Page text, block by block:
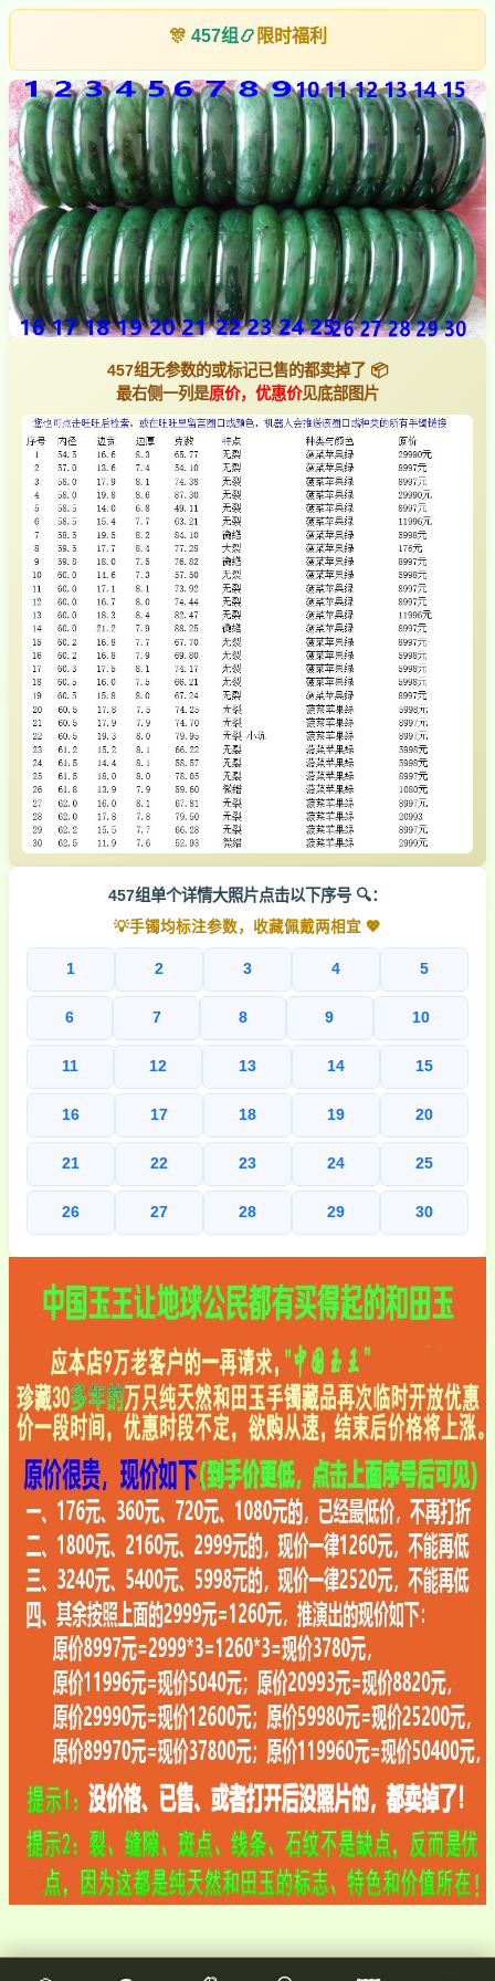
🎊 457组 📿 限时福利
457组无参数的或标记已售的都卖掉了 📦
最右侧一列是原价，优惠价见底部图片
457组单个详情大照片点击以下序号 🔍：
💡手镯均标注参数，收藏佩戴两相宜 💖
1 2 3 4 5
6 7 8 9 10
11 12 13 14 15
16 17 18 19 20
21 22 23 24 25
26 27 28 29 30